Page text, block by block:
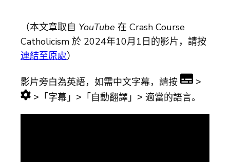
（本文章取自 YouTube 在 Crash Course
Catholicism 於 2024年10月1日的影片，請按
連結至原處）
影片旁白為英語，如需中文字幕，請按
˃
˃「字幕」˃「自動翻譯」˃ 適當的語言。